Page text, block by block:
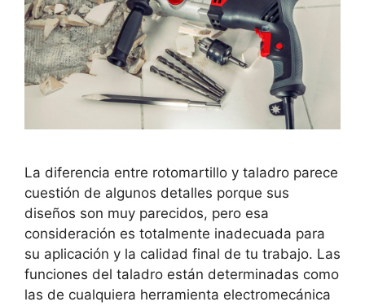
La diferencia entre rotomartillo y taladro parece
cuestión de algunos detalles porque sus
diseños son muy parecidos, pero esa
consideración es totalmente inadecuada para
su aplicación y la calidad final de tu trabajo. Las
funciones del taladro están determinadas como
las de cualquiera herramienta electromecánica